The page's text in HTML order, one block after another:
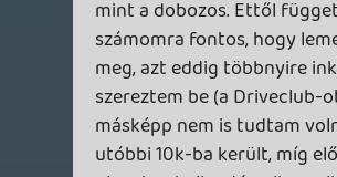
Eleve, hogy kellett egy ilyen weboldal,
alátámasztás, nem cáfolat 🙂
Meg aztán mondj egy érdemi játékot,
amihez nem jön minimum egy javítás, fix,
Vinylhez nem jön 😃
Rince 2026.07.02 17:16:48